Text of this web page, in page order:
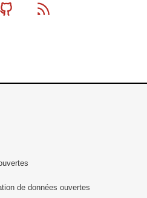
Github
de données ouvertes